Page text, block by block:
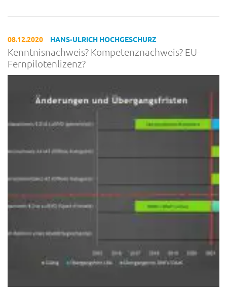
08.12.2020 HANS-ULRICH HOCHGESCHURZ
Kenntnisnachweis? Kompetenznachweis? EU-
Fernpilotenlizenz?